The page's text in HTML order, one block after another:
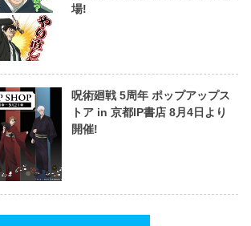
場!
呪術廻戦 5周年 ポップアップス
トア in 京都IP書店 8月4日より
開催!